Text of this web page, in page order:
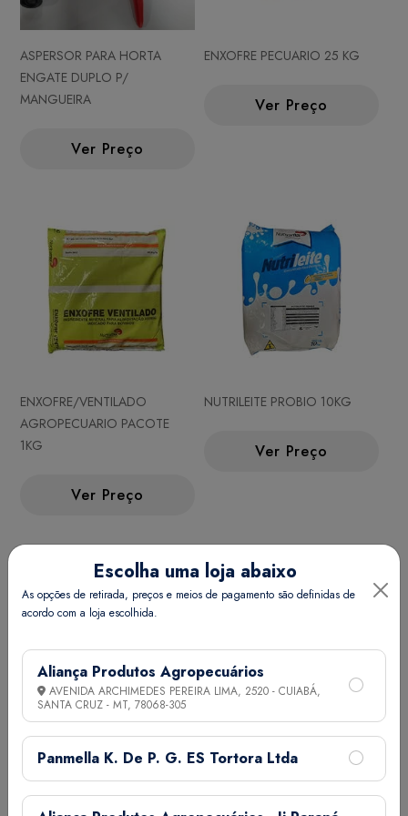
ASPERSOR PARA HORTA
ENGATE DUPLO P/
MANGUEIRA
Ver Preço
ENXOFRE PECUARIO 25 KG
Ver Preço
ENXOFRE/VENTILADO
AGROPECUARIO PACOTE
1KG
Ver Preço
NUTRILEITE PROBIO 10KG
Ver Preço
SULFATO DE COBRE PACOTE
Escolha uma loja abaixo
As opções de retirada, preços e meios de pagamento são definidas de
acordo com a loja escolhida.
Aliança Produtos Agropecuários
AVENIDA ARCHIMEDES PEREIRA LIMA, 2520 - CUIABÁ,
SANTA CRUZ - MT, 78068-305
Panmella K. De P. G. ES Tortora Ltda